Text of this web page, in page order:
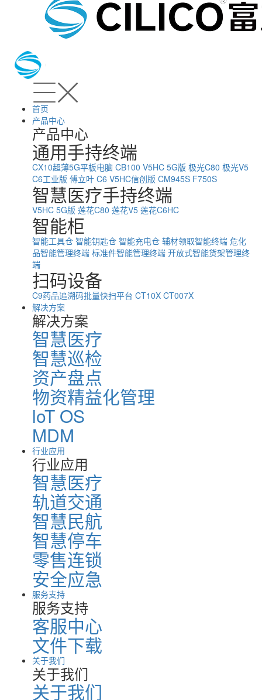
首页
产品中心
产品中心
通用手持终端
CX10超薄5G平板电脑 CB100 V5HC 5G版 极光C80 极光V5
C6工业版 傅立叶 C6 V5HC信创版 CM945S F750S
智慧医疗手持终端
V5HC 5G版 莲花C80 莲花V5 莲花C6HC
智能柜
智能工具仓 智能钥匙仓 智能充电仓 辅材领取智能终端 危化
品智能管理终端 标准件智能管理终端 开放式智能货架管理终
端
扫码设备
C9药品追溯码批量快扫平台 CT10X CT007X
解决方案
解决方案
智慧医疗
智慧巡检
资产盘点
物资精益化管理
loT OS
MDM
行业应用
行业应用
智慧医疗
轨道交通
智慧民航
智慧停车
零售连锁
安全应急
服务支持
服务支持
客服中心
文件下载
关于我们
关于我们
关于我们